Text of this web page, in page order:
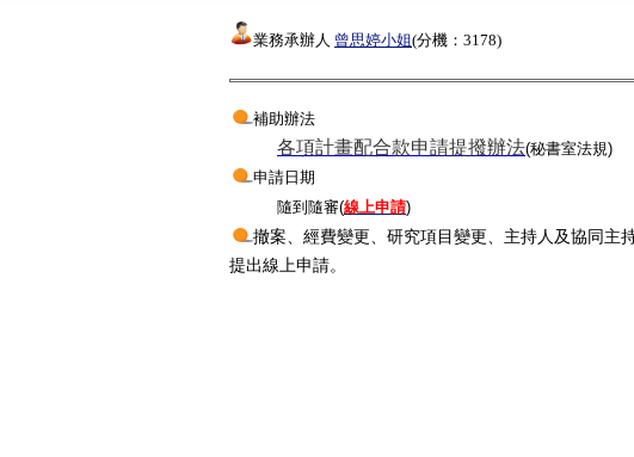
業務承辦人 曾思婷小姐(分機：3178)
補助辦法
各項計畫配合款申請提撥辦法(秘書室法規)
申請日期
隨到隨審(線上申請)
撤案、經費變更、研究項目變更、主持人及協同主
提出線上申請。